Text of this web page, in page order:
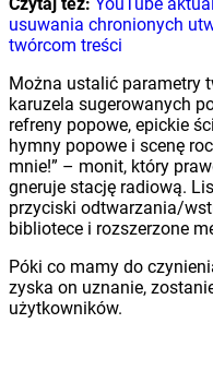
usuwania chronionych
twórcom treści
Można ustalić parametry
karuzela sugerowanych
refreny popowe, epickie
hymny popowe i scenę
mnie!” – monit, który
gneruje stację radiową.
przyciski odtwarzania/
bibliotece i rozszerzone
Póki co mamy do
zyska on uznanie,
użytkowników.